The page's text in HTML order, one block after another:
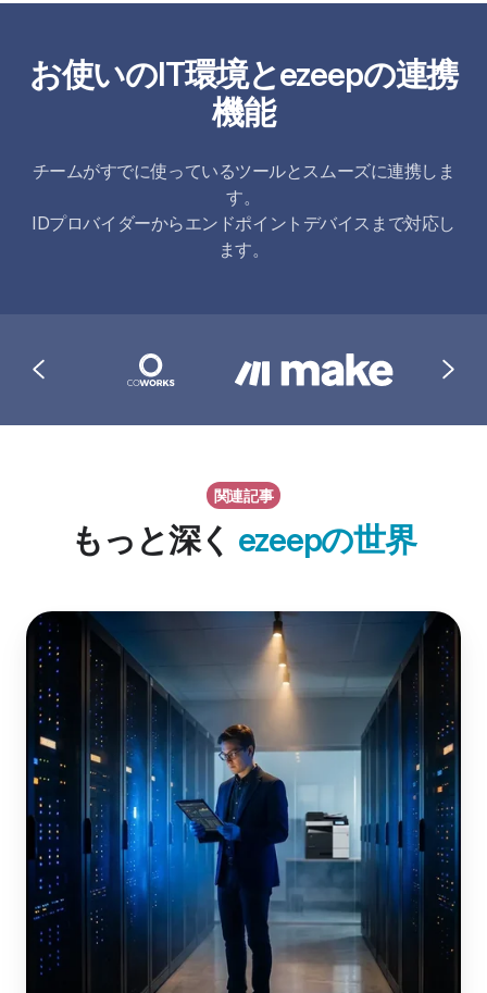
お使いのIT環境とezeepの連携
機能
チームがすでに使っているツールとスムーズに連携しま
す。
IDプロバイダーからエンドポイントデバイスまで対応し
ます。
関連記事
もっと深く ezeepの世界
印
刷
境
に
潜
む
セ
キ
ュ
リ
テ
ィ
上